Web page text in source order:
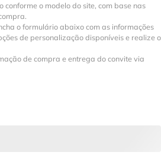
conforme o modelo do site, com base nas
o formulário abaixo com as informações
de personalização disponíveis e realize o
de compra e entrega do convite via